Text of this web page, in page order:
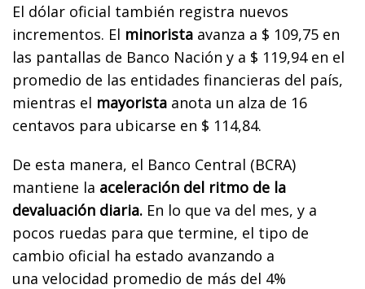
El dólar oficial también registra nuevos
incrementos. El minorista avanza a $ 109,75 en
las pantallas de Banco Nación y a $ 119,94 en el
promedio de las entidades financieras del país,
mientras el mayorista anota un alza de 16
centavos para ubicarse en $ 114,84.
De esta manera, el Banco Central (BCRA)
mantiene la aceleración del ritmo de la
devaluación diaria. En lo que va del mes, y a
pocos ruedas para que termine, el tipo de
cambio oficial ha estado avanzando a
una velocidad promedio de más del 4%